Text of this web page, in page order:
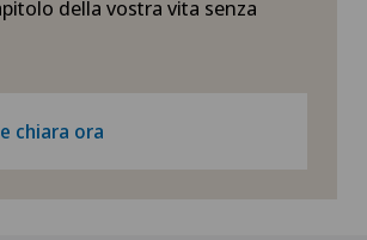
della vostra vita senza
chiara ora